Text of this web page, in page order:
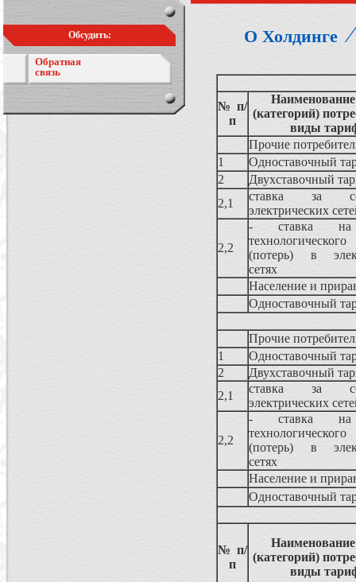
Обсудить:
Обратная
связь
О Холдинге
№ п/
п
(категорий)
виды
Прочие
1
Одноставочный
2
Двухставочный
2,1
ставка за
электрических
2,2
- ставка на
(потерь) в
сетях
Население и
Одноставочный
Прочие
1
Одноставочный
2
Двухставочный
2,1
ставка за
электрических
2,2
- ставка на
(потерь) в
сетях
Население и
Одноставочный
№ п/
п
(категорий)
виды